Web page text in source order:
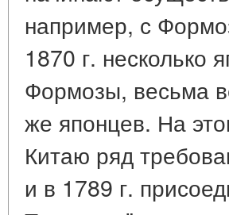
например, с
1870 г. несколько
Формозы, весьма
же японцев. На
Китаю ряд
и в 1789 г.